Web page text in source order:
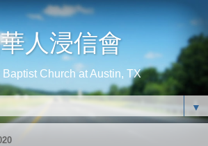
人浸信會
Church at Austin, TX
▼